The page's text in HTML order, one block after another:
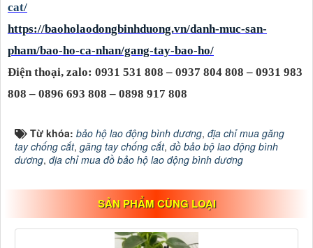
cat/
https://baoholaodongbinhduong.vn/danh-muc-san-
pham/bao-ho-ca-nhan/gang-tay-bao-ho/
Điện thoại, zalo: 0931 531 808 – 0937 804 808 – 0931 983
808 – 0896 693 808 – 0898 917 808
Từ khóa: bảo hộ lao động bình dương, địa chỉ mua găng
tay chống cắt, găng tay chống cắt, đồ bảo bộ lao động bình
dương, địa chỉ mua đồ bảo hộ lao động bình dương
SẢN PHẨM CÙNG LOẠI